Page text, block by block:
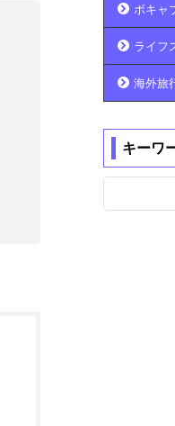
ボキャ
ライフ
海外旅
キーワ